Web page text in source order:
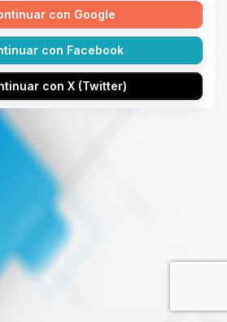
con Google
con Facebook
con X (Twitter)